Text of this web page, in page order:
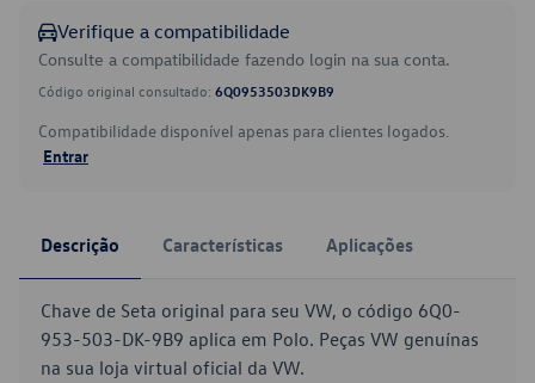
Verifique a compatibilidade
Consulte a compatibilidade fazendo login na sua conta.
Código original consultado: 6Q0953503DK9B9
Compatibilidade disponível apenas para clientes logados.
Entrar
Descrição Características Aplicações
Chave de Seta original para seu VW, o código 6Q0-
953-503-DK-9B9 aplica em Polo. Peças VW genuínas
na sua loja virtual oficial da VW.